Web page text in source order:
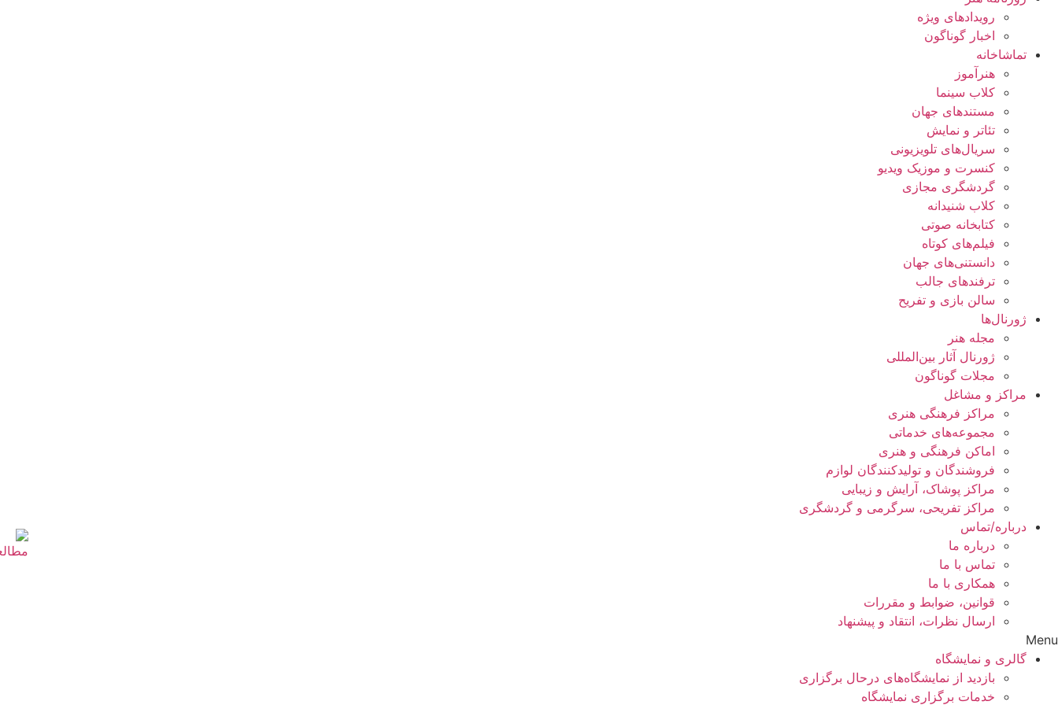
رویدادهای ویژه
اخبار گوناگون
تماشاخانه
هنرآموز
کلاب سینما
مستندهای جهان
تئاتر و نمایش
سریال‌های تلویزیونی
کنسرت و موزیک ویدیو
گردشگری مجازی
کلاب شنیدانه
کتابخانه صوتی
فیلم‌های کوتاه
دانستنی‌های جهان
ترفندهای جالب
سالن بازی و تفریح
ژورنال‌ها
مجله هنر
ژورنال آثار بین‌المللی
مجلات گوناگون
مراکز و مشاغل
مراکز فرهنگی هنری
مجموعه‌های خدماتی
اماکن فرهنگی و هنری
فروشندگان و تولیدکنندگان لوازم
مراکز پوشاک، آرایش و زیبایی
مراکز تفریحی، سرگرمی و گردشگری
درباره/تماس
درباره ما
تماس با ما
همکاری با ما
قوانین، ضوابط و مقررات
ارسال نظرات، انتقاد و پیشنهاد
Menu
گالری و نمایشگاه
بازدید از نمایشگاه‌های درحال برگزاری
خدمات برگزاری نمایشگاه